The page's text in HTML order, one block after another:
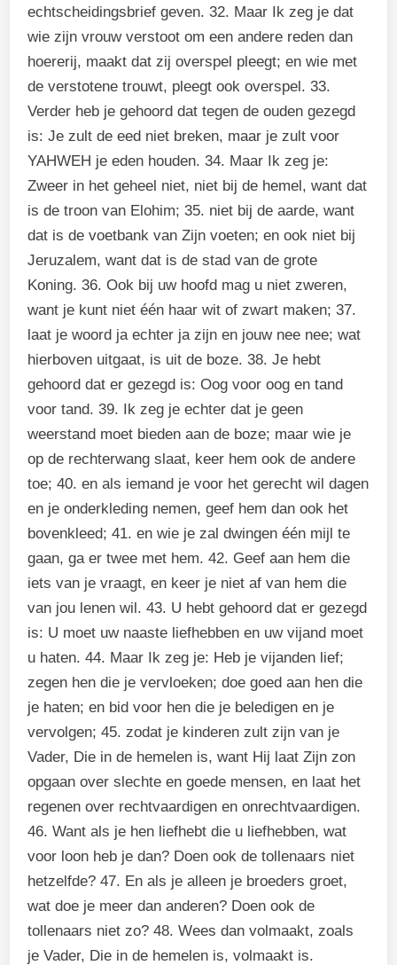
echtscheidingsbrief geven. 32. Maar Ik zeg je dat
wie zijn vrouw verstoot om een andere reden dan
hoererij, maakt dat zij overspel pleegt; en wie met
de verstotene trouwt, pleegt ook overspel. 33.
Verder heb je gehoord dat tegen de ouden gezegd
is: Je zult de eed niet breken, maar je zult voor
YAHWEH je eden houden. 34. Maar Ik zeg je:
Zweer in het geheel niet, niet bij de hemel, want dat
is de troon van Elohim; 35. niet bij de aarde, want
dat is de voetbank van Zijn voeten; en ook niet bij
Jeruzalem, want dat is de stad van de grote
Koning. 36. Ook bij uw hoofd mag u niet zweren,
want je kunt niet één haar wit of zwart maken; 37.
laat je woord ja echter ja zijn en jouw nee nee; wat
hierboven uitgaat, is uit de boze. 38. Je hebt
gehoord dat er gezegd is: Oog voor oog en tand
voor tand. 39. Ik zeg je echter dat je geen
weerstand moet bieden aan de boze; maar wie je
op de rechterwang slaat, keer hem ook de andere
toe; 40. en als iemand je voor het gerecht wil dagen
en je onderkleding nemen, geef hem dan ook het
bovenkleed; 41. en wie je zal dwingen één mijl te
gaan, ga er twee met hem. 42. Geef aan hem die
iets van je vraagt, en keer je niet af van hem die
van jou lenen wil. 43. U hebt gehoord dat er gezegd
is: U moet uw naaste liefhebben en uw vijand moet
u haten. 44. Maar Ik zeg je: Heb je vijanden lief;
zegen hen die je vervloeken; doe goed aan hen die
je haten; en bid voor hen die je beledigen en je
vervolgen; 45. zodat je kinderen zult zijn van je
Vader, Die in de hemelen is, want Hij laat Zijn zon
opgaan over slechte en goede mensen, en laat het
regenen over rechtvaardigen en onrechtvaardigen.
46. Want als je hen liefhebt die u liefhebben, wat
voor loon heb je dan? Doen ook de tollenaars niet
hetzelfde? 47. En als je alleen je broeders groet,
wat doe je meer dan anderen? Doen ook de
tollenaars niet zo? 48. Wees dan volmaakt, zoals
je Vader, Die in de hemelen is, volmaakt is.